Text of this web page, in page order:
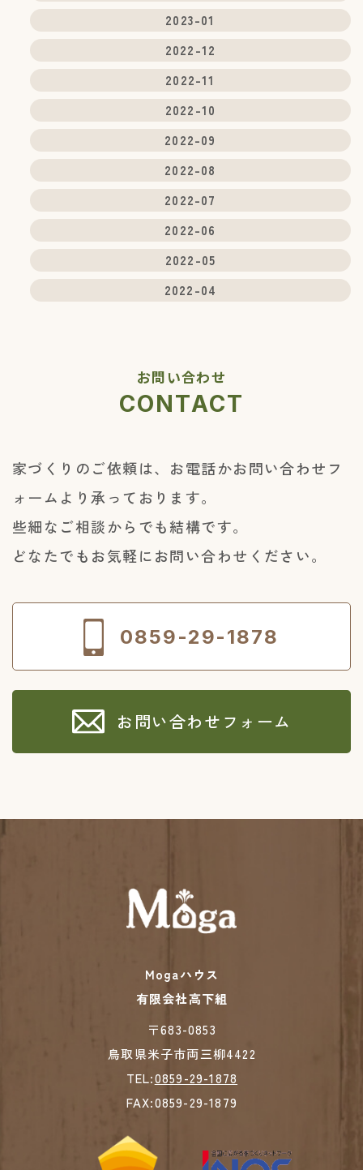
2023-01
2022-12
2022-11
2022-10
2022-09
2022-08
2022-07
2022-06
2022-05
2022-04
お問い合わせ
CONTACT
家づくりのご依頼は、お電話かお問い合わせフ
ォームより承っております。
些細なご相談からでも結構です。
どなたでもお気軽にお問い合わせください。
0859-29-1878
お問い合わせフォーム
Mogaハウス
有限会社高下組
​​​​​​​〒683-0853
鳥取県米子市両三柳4422
TEL:0859-29-1878
FAX:0859-29-1879